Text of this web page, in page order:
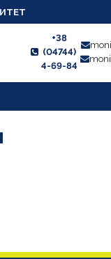
+38
(04744)
4-69-84